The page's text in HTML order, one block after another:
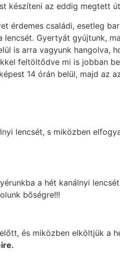
készíteni az eddig megtett
érdemes családi, esetleg
Gyertyát gyújtunk,
is arra vagyunk
feltöltődve mi is jobban
14 órán belül, majd az
lencsét, s miközben
a hét kanálnyi
bőségre!!!
és miközben elköltjük a